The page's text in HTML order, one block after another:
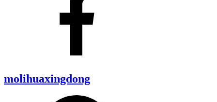
molihuaxingdong